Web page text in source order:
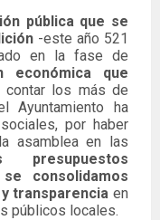
pública que se
-este año 521
en la fase de
económica que
contar los más de
Ayuntamiento ha
por haber
asamblea en las
presupuestos
consolidamos
transparencia en
públicos locales.